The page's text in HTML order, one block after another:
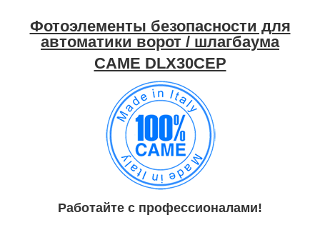
Фотоэлементы безопасности для
автоматики ворот / шлагбаума
CAME DLX30CEP
Работайте с профессионалами!